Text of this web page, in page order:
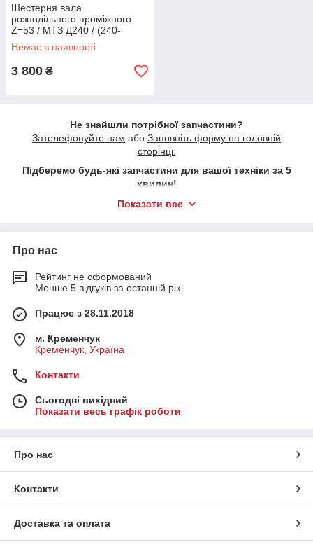
Шестерня вала
розподільного проміжного
Z=53 / МТЗ Д240 / (240-
1006244-А)
Немає в наявності
3 800 ₴
Не знайшли потрібної запчастини?
Зателефонуйте нам або Заповніть форму на головній
сторінці.
Підберемо будь-які запчастини для вашої техніки за 5
хвилин!
Показати все
Про нас
Рейтинг не сформований
Менше 5 відгуків за останній рік
Працює з 28.11.2018
м. Кременчук
Кременчук, Україна
Контакти
Сьогодні вихідний
Показати весь графік роботи
Про нас
Контакти
Доставка та оплата